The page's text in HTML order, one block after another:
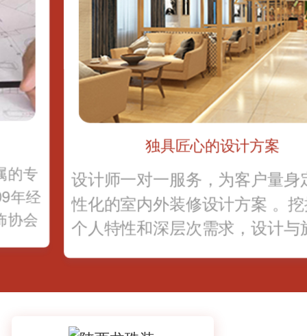
的专
年经
协会
设
独具匠心的设计方案
设计师一对一服务，为客户量身
性化的室内外装修设计方案 。
个人特性和深层次需求，设计与
缝衔接，确保效果图与实景还原